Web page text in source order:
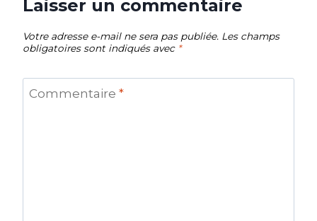
Laisser un commentaire
Votre adresse e-mail ne sera pas publiée. Les champs
obligatoires sont indiqués avec *
Commentaire *